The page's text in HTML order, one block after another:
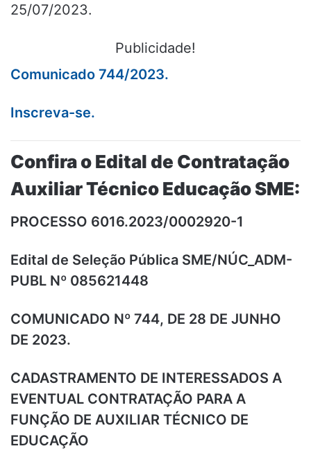
25/07/2023.
Publicidade!
Comunicado 744/2023.
Inscreva-se.
Confira o Edital de Contratação
Auxiliar Técnico Educação SME:
PROCESSO 6016.2023/0002920-1
Edital de Seleção Pública SME/NÚC_ADM-
PUBL Nº 085621448
COMUNICADO Nº 744, DE 28 DE JUNHO
DE 2023.
CADASTRAMENTO DE INTERESSADOS A
EVENTUAL CONTRATAÇÃO PARA A
FUNÇÃO DE AUXILIAR TÉCNICO DE
EDUCAÇÃO